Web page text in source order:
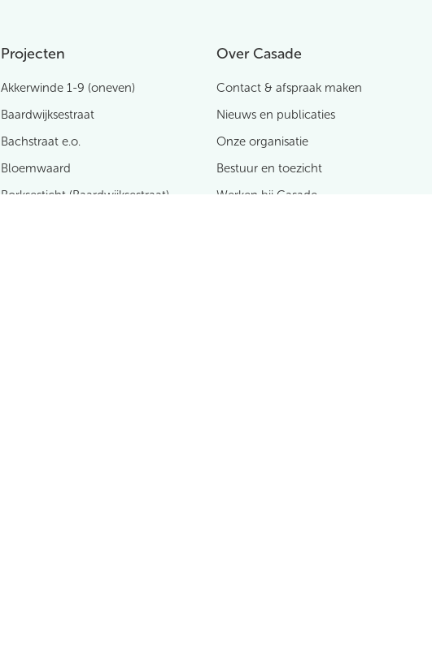
Projecten
Akkerwinde 1-9 (oneven)
Baardwijksestraat
Bachstraat e.o.
Bloemwaard
Borksesticht (Baardwijksestraat)
Over Casade
Contact & afspraak maken
Nieuws en publicaties
Onze organisatie
Bestuur en toezicht
Werken bij Casade